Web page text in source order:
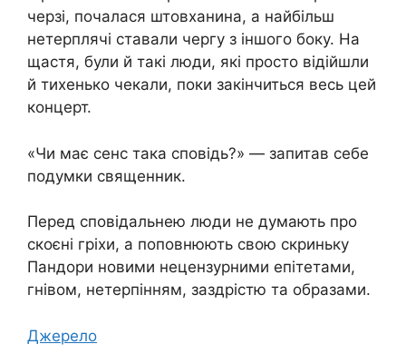
черзі, почалася штовханина, а найбільш
нетерплячі ставали чергу з іншого боку. На
щастя, були й такі люди, які просто відійшли
й тихенько чекали, поки закінчиться весь цей
концерт.
«Чи має сенс така сповідь?» — запитав себе
подумки священник.
Перед сповідальнею люди не думають про
скоєні гріхи, а поповнюють свою скриньку
Пандори новими нецензурними епітетами,
гнівом, нетерпінням, заздрістю та образами.
Джерело